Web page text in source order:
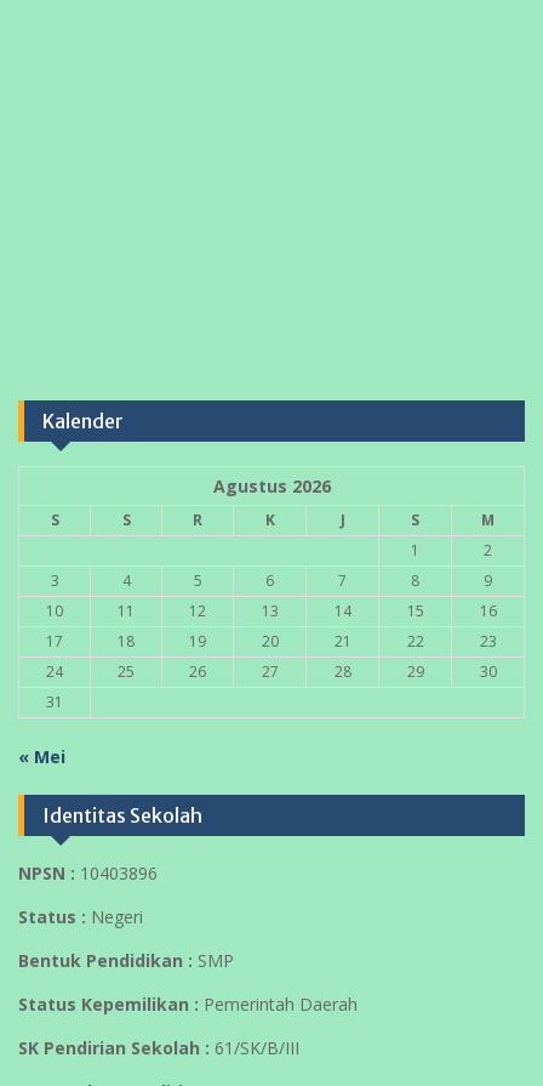
Kalender
Agustus 2026
S S R K J S
M
1
2
3
4 5 6 7 8
9
10
11 12 13 14 15
16
17
18 19 20 21 22
23
24
25 26 27 28 29
30
31
« Mei
Identitas Sekolah
NPSN : 10403896
Status : Negeri
Bentuk Pendidikan : SMP
Status Kepemilikan : Pemerintah Daerah
SK Pendirian Sekolah : 61/SK/B/III